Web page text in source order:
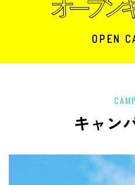
OPEN
キャン